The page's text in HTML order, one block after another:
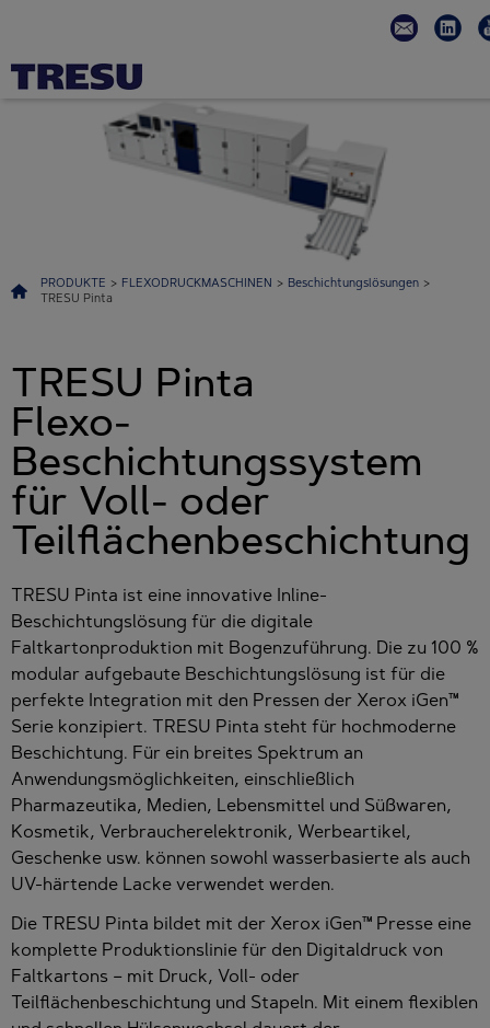
PRODUKTE > FLEXODRUCKMASCHINEN > Beschichtungslösungen >
TRESU Pinta
TRESU Pinta
Flexo-
Beschichtungssystem
für Voll- oder
Teilflächenbeschichtung
TRESU Pinta ist eine innovative Inline-
Beschichtungslösung für die digitale
Faltkartonproduktion mit Bogenzuführung. Die zu 100 %
modular aufgebaute Beschichtungslösung ist für die
perfekte Integration mit den Pressen der Xerox iGen™
Serie konzipiert. TRESU Pinta steht für hochmoderne
Beschichtung. Für ein breites Spektrum an
Anwendungsmöglichkeiten, einschließlich
Pharmazeutika, Medien, Lebensmittel und Süßwaren,
Kosmetik, Verbraucherelektronik, Werbeartikel,
Geschenke usw. können sowohl wasserbasierte als auch
UV-härtende Lacke verwendet werden.
Die TRESU Pinta bildet mit der Xerox iGen™ Presse eine
komplette Produktionslinie für den Digitaldruck von
Faltkartons – mit Druck, Voll- oder
Teilflächenbeschichtung und Stapeln. Mit einem flexiblen